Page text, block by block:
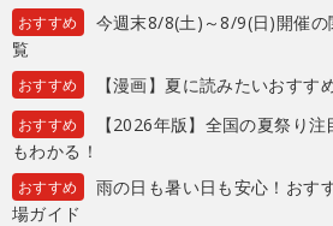
おすすめ
今週末8/8(土)～8/9(日)開催
覧
おすすめ 【漫画】夏に読みたいおすす
おすすめ
【2026年版】全国の夏祭り
もわかる！
おすすめ
雨の日も暑い日も安心！おす
場ガイド